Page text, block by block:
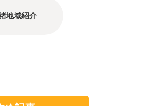
地域紹介